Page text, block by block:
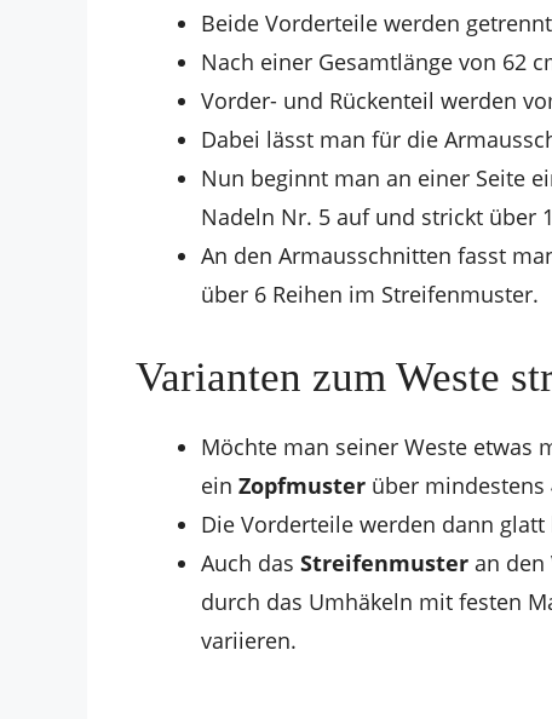
Beide Vorderteile werden
Nach einer Gesamtlänge von 62
Vorder- und Rückenteil werden
Dabei lässt man für die
Nun beginnt man an einer Seite
Nadeln Nr. 5 auf und strickt über
An den Armausschnitten fasst
über 6 Reihen im Streifenmuster.
Varianten zum Weste
Möchte man seiner Weste etwas
ein Zopfmuster über mindestens
Die Vorderteile werden dann
Auch das Streifenmuster an den
durch das Umhäkeln mit festen
variieren.